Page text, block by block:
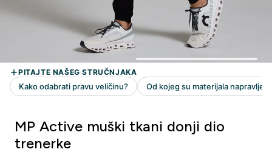
MP Active muški tkani donji dio
trenerke